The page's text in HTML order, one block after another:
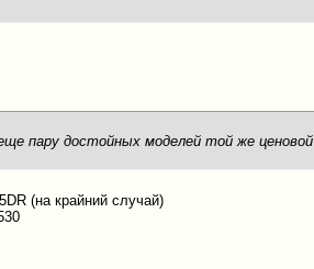
пару достойных моделей той же ценовой
(на крайний случай)